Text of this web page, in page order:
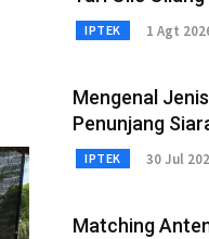
IPTEK 1 Agt
Mengenal
Penunjang
IPTEK 30 Jul
Matching